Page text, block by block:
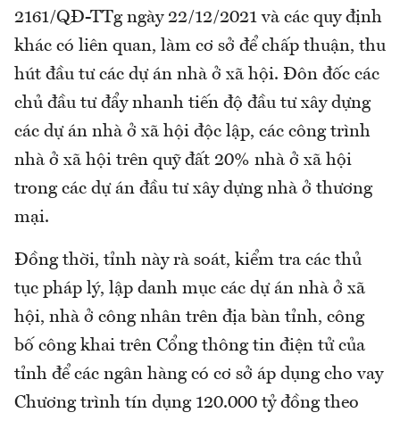
2161/QĐ-TTg ngày 22/12/2021 và các quy định
khác có liên quan, làm cơ sở để chấp thuận, thu
hút đầu tư các dự án nhà ở xã hội. Đôn đốc các
chủ đầu tư đẩy nhanh tiến độ đầu tư xây dựng
các dự án nhà ở xã hội độc lập, các công trình
nhà ở xã hội trên quỹ đất 20% nhà ở xã hội
trong các dự án đầu tư xây dựng nhà ở thương
mại.
Đồng thời, tỉnh này rà soát, kiểm tra các thủ
tục pháp lý, lập danh mục các dự án nhà ở xã
hội, nhà ở công nhân trên địa bàn tỉnh, công
bố công khai trên Cổng thông tin điện tử của
tỉnh để các ngân hàng có cơ sở áp dụng cho vay
Chương trình tín dụng 120.000 tỷ đồng theo